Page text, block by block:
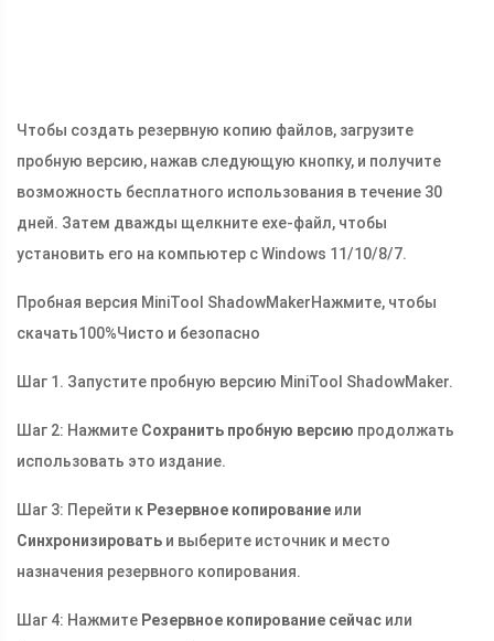
Чтобы создать резервную копию файлов, загрузите
пробную версию, нажав следующую кнопку, и получите
возможность бесплатного использования в течение 30
дней. Затем дважды щелкните exe-файл, чтобы
установить его на компьютер с Windows 11/10/8/7.
Пробная версия MiniTool ShadowMakerНажмите, чтобы
скачать100%Чисто и безопасно
Шаг 1. Запустите пробную версию MiniTool ShadowMaker.
Шаг 2: Нажмите Сохранить пробную версию продолжать
использовать это издание.
Шаг 3: Перейти к Резервное копирование или
Синхронизировать и выберите источник и место
назначения резервного копирования.
Шаг 4: Нажмите Резервное копирование сейчас или